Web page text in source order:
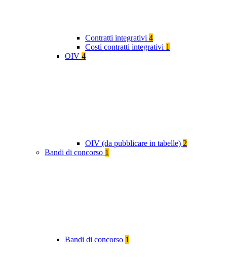
Contratti integrativi 4
Costi contratti integrativi 1
OIV 4
OIV (da pubblicare in tabelle) 2
Bandi di concorso 1
Bandi di concorso 1